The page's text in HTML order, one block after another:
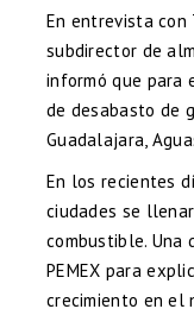
En entrevista con
subdirector de
informó que para
de desabasto de
Guadalajara,
En los recientes
ciudades se
combustible. Una
PEMEX para
crecimiento en el